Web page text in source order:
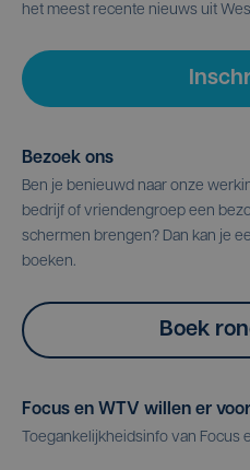
het meest recente nieuws uit
Bezoek ons
Ben je benieuwd naar onze
bedrijf of vriendengroep een
schermen brengen? Dan kan je
boeken.
Boek
Focus en WTV willen er
Toegankelijkheidsinfo van Focus